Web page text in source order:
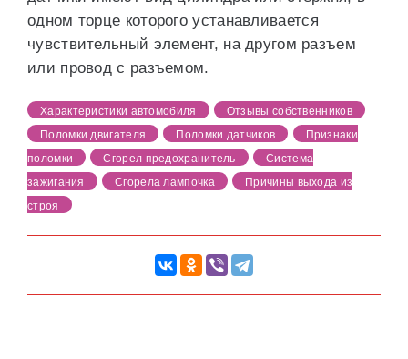
одном торце которого устанавливается
чувствительный элемент, на другом разъем
или провод с разъемом.
Характеристики автомобиля
Отзывы собственников
Поломки двигателя
Поломки датчиков
Признаки
поломки
Сгорел предохранитель
Система
зажигания
Сгорела лампочка
Причины выхода из
строя